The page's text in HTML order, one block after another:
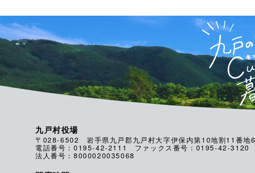
九戸村役場
〒028-6502 岩手県九戸郡九戸村大字伊保内第10地割11番地6
電話番号：0195-42-2111 ファックス番号：0195-42-3120
法人番号：8000020035068